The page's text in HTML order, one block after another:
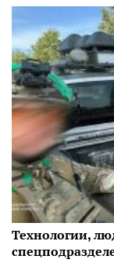
Технологии,